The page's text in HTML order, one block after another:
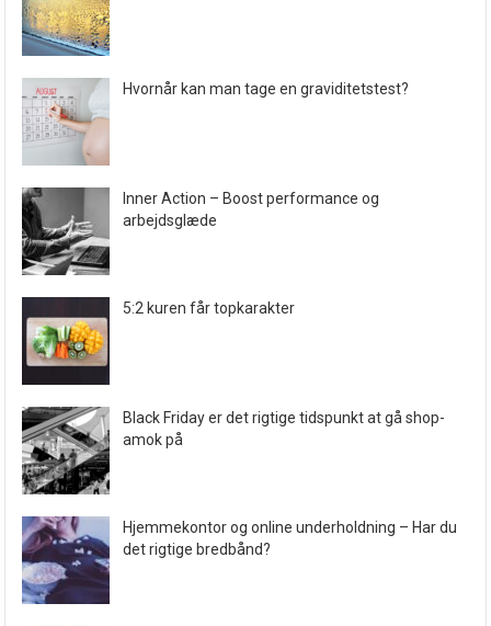
Hvornår kan man tage en graviditetstest?
Inner Action – Boost performance og
arbejdsglæde
5:2 kuren får topkarakter
Black Friday er det rigtige tidspunkt at gå shop-
amok på
Hjemmekontor og online underholdning – Har du
det rigtige bredbånd?